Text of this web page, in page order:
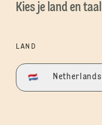
Kies je land en taal
LAND
Netherlands